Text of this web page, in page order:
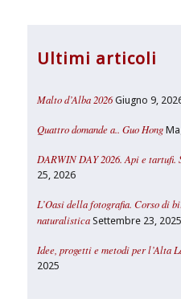
Ultimi articoli
Malto d’Alba 2026 Giugno 9,
Quattro domande a.. Guo Hong
DARWIN DAY 2026. Api e tartufi.
25, 2026
L’Oasi della fotografia. Corso di
naturalistica Settembre 23, 2025
Idee, progetti e metodi per l’Alta
2025